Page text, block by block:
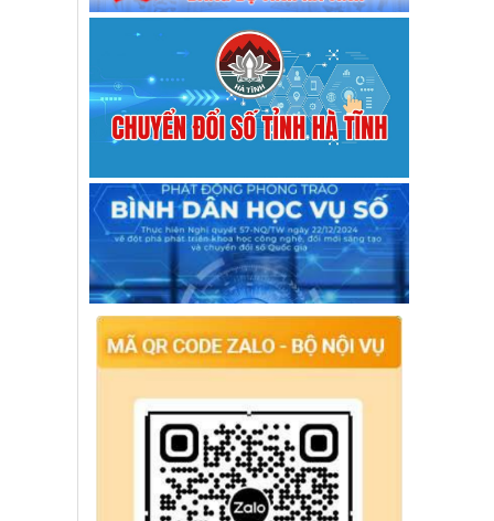
Thông tư hướng dẫn thực hiện tiêu chí
nông thôn mới giai đoạn 2026–2030
Hướng dấn số 3132/HD-BQP
Bộ Quốc phòng ban hành văn bản số
3132/HD-BQP hướng dẫn Bộ tiêu chí
quốc gia về xây dựng NTMi giai đoạn